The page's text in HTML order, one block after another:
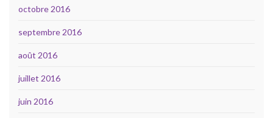
octobre 2016
septembre 2016
août 2016
juillet 2016
juin 2016